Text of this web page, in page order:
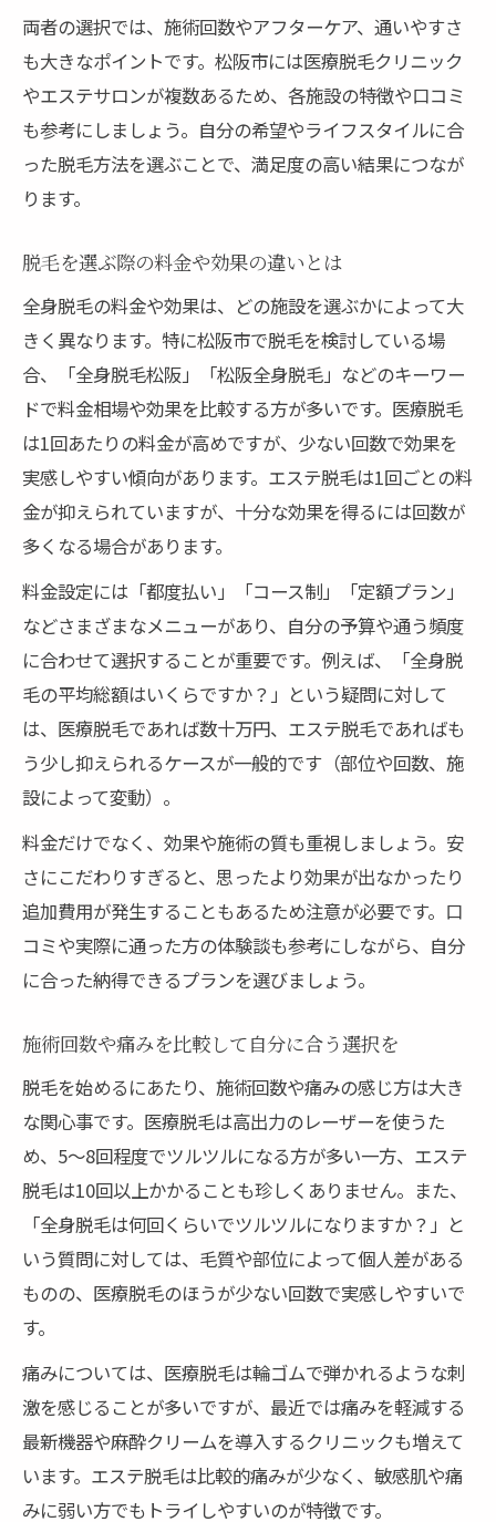
両者の選択では、施術回数やアフターケア、通いやすさ
も大きなポイントです。松阪市には医療脱毛クリニック
やエステサロンが複数あるため、各施設の特徴や口コミ
も参考にしましょう。自分の希望やライフスタイルに合
った脱毛方法を選ぶことで、満足度の高い結果につなが
ります。
脱毛を選ぶ際の料金や効果の違いとは
全身脱毛の料金や効果は、どの施設を選ぶかによって大
きく異なります。特に松阪市で脱毛を検討している場
合、「全身脱毛松阪」「松阪全身脱毛」などのキーワー
ドで料金相場や効果を比較する方が多いです。医療脱毛
は1回あたりの料金が高めですが、少ない回数で効果を
実感しやすい傾向があります。エステ脱毛は1回ごとの料
金が抑えられていますが、十分な効果を得るには回数が
多くなる場合があります。
料金設定には「都度払い」「コース制」「定額プラン」
などさまざまなメニューがあり、自分の予算や通う頻度
に合わせて選択することが重要です。例えば、「全身脱
毛の平均総額はいくらですか？」という疑問に対して
は、医療脱毛であれば数十万円、エステ脱毛であればも
う少し抑えられるケースが一般的です（部位や回数、施
設によって変動）。
料金だけでなく、効果や施術の質も重視しましょう。安
さにこだわりすぎると、思ったより効果が出なかったり
追加費用が発生することもあるため注意が必要です。口
コミや実際に通った方の体験談も参考にしながら、自分
に合った納得できるプランを選びましょう。
施術回数や痛みを比較して自分に合う選択を
脱毛を始めるにあたり、施術回数や痛みの感じ方は大き
な関心事です。医療脱毛は高出力のレーザーを使うた
め、5～8回程度でツルツルになる方が多い一方、エステ
脱毛は10回以上かかることも珍しくありません。また、
「全身脱毛は何回くらいでツルツルになりますか？」と
いう質問に対しては、毛質や部位によって個人差がある
ものの、医療脱毛のほうが少ない回数で実感しやすいで
す。
痛みについては、医療脱毛は輪ゴムで弾かれるような刺
激を感じることが多いですが、最近では痛みを軽減する
最新機器や麻酔クリームを導入するクリニックも増えて
います。エステ脱毛は比較的痛みが少なく、敏感肌や痛
みに弱い方でもトライしやすいのが特徴です。